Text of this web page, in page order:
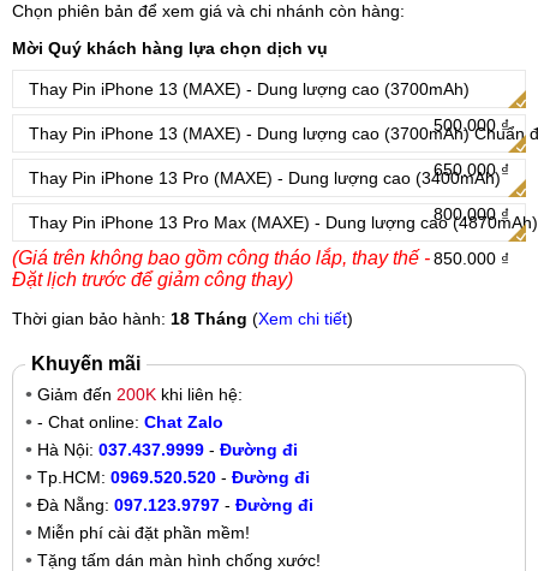
Chọn phiên bản để xem giá và chi nhánh còn hàng:
Mời Quý khách hàng lựa chọn dịch vụ
Thay Pin iPhone 13 (MAXE) - Dung lượng cao (3700mAh)
500.000 ₫
Thay Pin iPhone 13 (MAXE) - Dung lượng cao (3700mAh) Chuẩn
650.000 ₫
Thay Pin iPhone 13 Pro (MAXE) - Dung lượng cao (3400mAh)
800.000 ₫
Thay Pin iPhone 13 Pro Max (MAXE) - Dung lượng cao (4870mAh)
850.000 ₫
(Giá trên không bao gồm công tháo lắp, thay thế -
Đặt lịch trước để giảm công thay)
Thời gian bảo hành: 18 Tháng (Xem chi tiết)
Khuyến mãi
Giảm đến 200K khi liên hệ:
- Chat online: Chat Zalo
Hà Nội: 037.437.9999 - Đường đi
Tp.HCM: 0969.520.520 - Đường đi
Đà Nẵng: 097.123.9797 - Đường đi
Miễn phí cài đặt phần mềm!
Tặng tấm dán màn hình chống xước!